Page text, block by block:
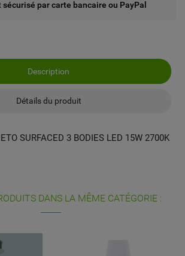
sécurisé par carte bancaire ou PayPal
Description
Détails du produit
SURFACED 3 BODIES LED 15W 2700K
DANS LA MÊME CATÉGORIE :